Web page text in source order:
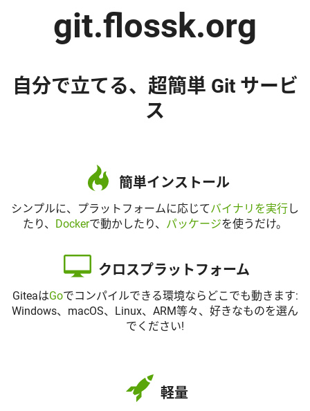
git.flossk.org
自分で立てる、超簡単 Git サービ
ス
簡単インストール
シンプルに、プラットフォームに応じてバイナリを実行し
たり、 Dockerで動かしたり、 パッケージを使うだけ。
クロスプラットフォーム
GiteaはGoでコンパイルできる環境ならどこでも動きます:
Windows、macOS、Linux、ARM等々、好きなものを選ん
でください!
軽量